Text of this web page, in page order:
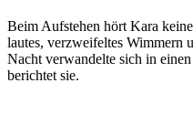
Beim Aufstehen hört Kara
lautes, verzweifeltes Wimmern
Nacht verwandelte sich in
berichtet sie.